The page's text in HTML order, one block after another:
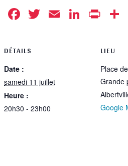
Facebook
Twitter
Email Print
DÉTAILS
Date :
samedi 11 juillet
Heure :
20h30 - 23h00
LIEU
Place
Grande
Google